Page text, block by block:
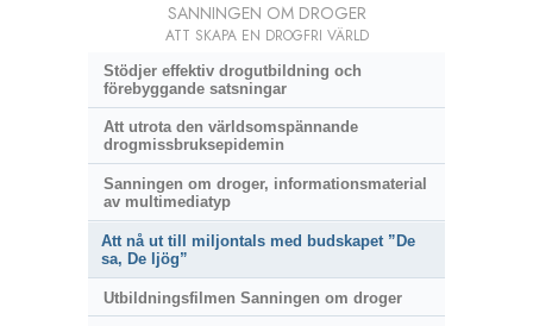
SANNINGEN OM DROGER
ATT SKAPA EN DROGFRI VÄRLD
Stödjer effektiv drogutbildning och
förebyggande satsningar
Att utrota den världsomspännande
drogmissbruksepidemin
Sanningen om droger, informationsmaterial
av multimediatyp
Att nå ut till miljontals med budskapet ”De
sa, De ljög”
Utbildningsfilmen Sanningen om droger